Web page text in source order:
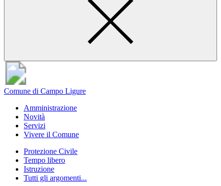
Comune di Campo Ligure
Amministrazione
Novità
Servizi
Vivere il Comune
Protezione Civile
Tempo libero
Istruzione
Tutti gli argomenti...